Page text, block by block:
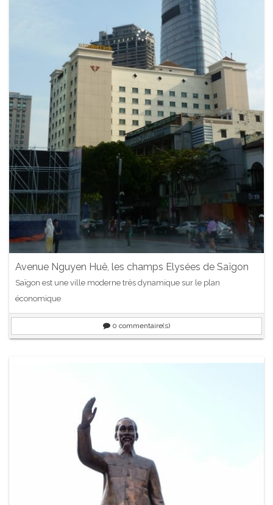
Avenue Nguyen Huê, les champs Elysées de Saïgon
Saïgon est une ville moderne très dynamique sur le plan
économique
0 commentaire(s)